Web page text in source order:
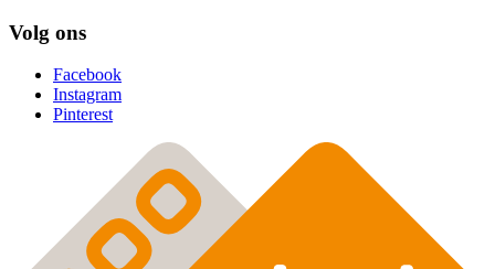
Volg ons
Facebook
Instagram
Pinterest